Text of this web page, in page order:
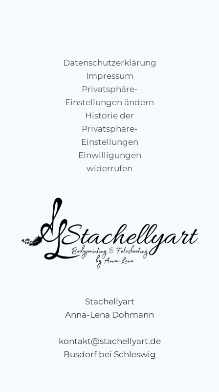
Datenschutzerklärung
Impressum
Privatsphäre-
Einstellungen ändern
Historie der
Privatsphäre-
Einstellungen
Einwilligungen
widerrufen
Stachellyart
Anna-Lena Dohmann
kontakt@stachellyart.de
Busdorf bei Schleswig